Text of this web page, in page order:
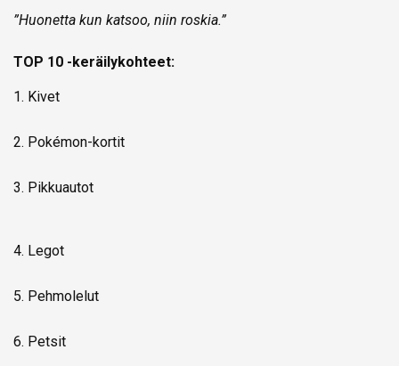
”Huonetta kun katsoo, niin roskia.”
TOP 10 -keräilykohteet:
1. Kivet
2. Pokémon-kortit
3. Pikkuautot
4. Legot
5. Pehmolelut
6. Petsit